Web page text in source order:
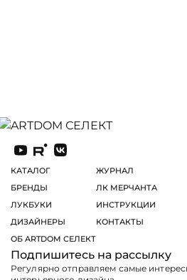
КАТАЛОГ
БРЕНДЫ
ЛУКБУКИ
ДИЗАЙНЕРЫ
ОБ ARTDOM СЕЛЕКТ
ЖУРНАЛ
ЛК МЕРЧАНТА
ИНСТРУКЦИИ
КОНТАКТЫ
Подпишитесь на рассылку
Регулярно отправляем самые